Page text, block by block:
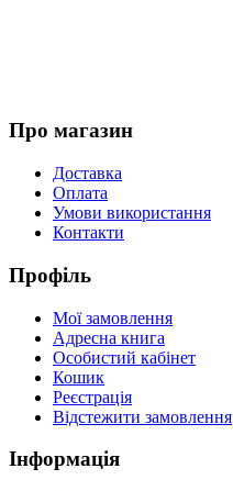
Про магазин
Доставка
Оплата
Умови використання
Контакти
Профіль
Мої замовлення
Адресна книга
Особистий кабінет
Кошик
Реєстрація
Відстежити замовлення
Інформація